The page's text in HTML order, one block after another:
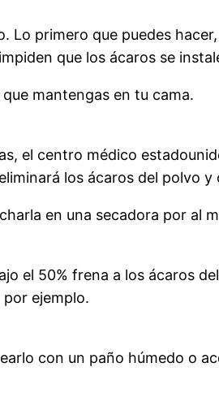
primero que puedes
que los ácaros se
mantengas en tu cama.
el centro médico
los ácaros del polvo
en una secadora por al
el 50% frena a los ácaros
ejemplo.
con un paño húmedo o